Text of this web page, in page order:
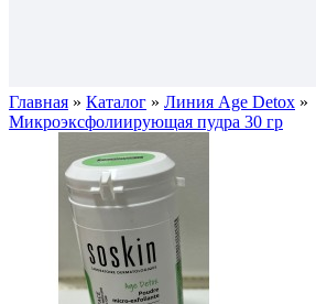
Главная » Каталог » Линия Age Detox »
Микроэксфолиирующая пудра 30 гр